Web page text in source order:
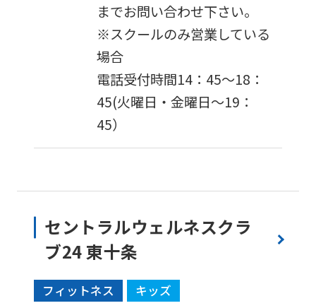
までお問い合わせ下さい。
※スクールのみ営業している
場合
電話受付時間14：45～18：
45(火曜日・金曜日～19：
45）
セントラルウェルネスクラ
ブ24 東十条
フィットネス キッズ